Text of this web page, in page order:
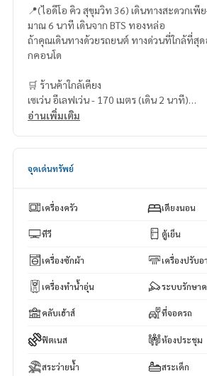
📍(ไอดีโอ คิว สุขุมวิท 36) เดินทางสะดวกเพี
มาณ 6 นาที เดินจาก BTS ทองหล่อ
ถ้าคุณเดินทางด้วยรถยนต์ ทางด่วนที่ใกล้ที่สุด
กคอนโด
🛒 ร้านค้าใกล้เคียง
เซเว่น อีเลฟเว่น - 170 เมตร (เดิน 2 นาที)
ลอว์สัน - 600 เมตร (เดิน 7 นาที)
อ่านเพิ่มเติม
จุดเด่นทรัพย์
เครื่องครัว เตียงนอน
ทีวี ตู้เย็น
เครื่องซักผ้า เครื่องปรับอ
เครื่องทำน้ำอุ่น ระบบรักษา
คลับเฮ้าส์ ที่จอดรถ
ฟิตเนส ห้องประชุม
สระว่ายน้ำ สระเด็ก